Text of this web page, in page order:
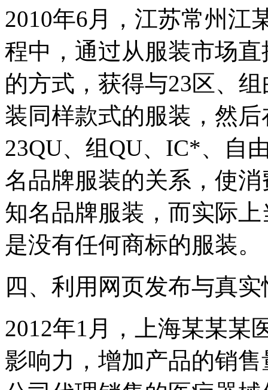
2010年6月，江苏常州江
程中，通过从服装市场
的方式，获得与23区、
装同样款式的服装，然
23QU、组QU、IC*、自
名品牌服装的关系，使
知名品牌服装，而实际
是没有任何商标的服装。
四、利用网页发布与真
2012年1月，上海某某某
影响力，增加产品的销